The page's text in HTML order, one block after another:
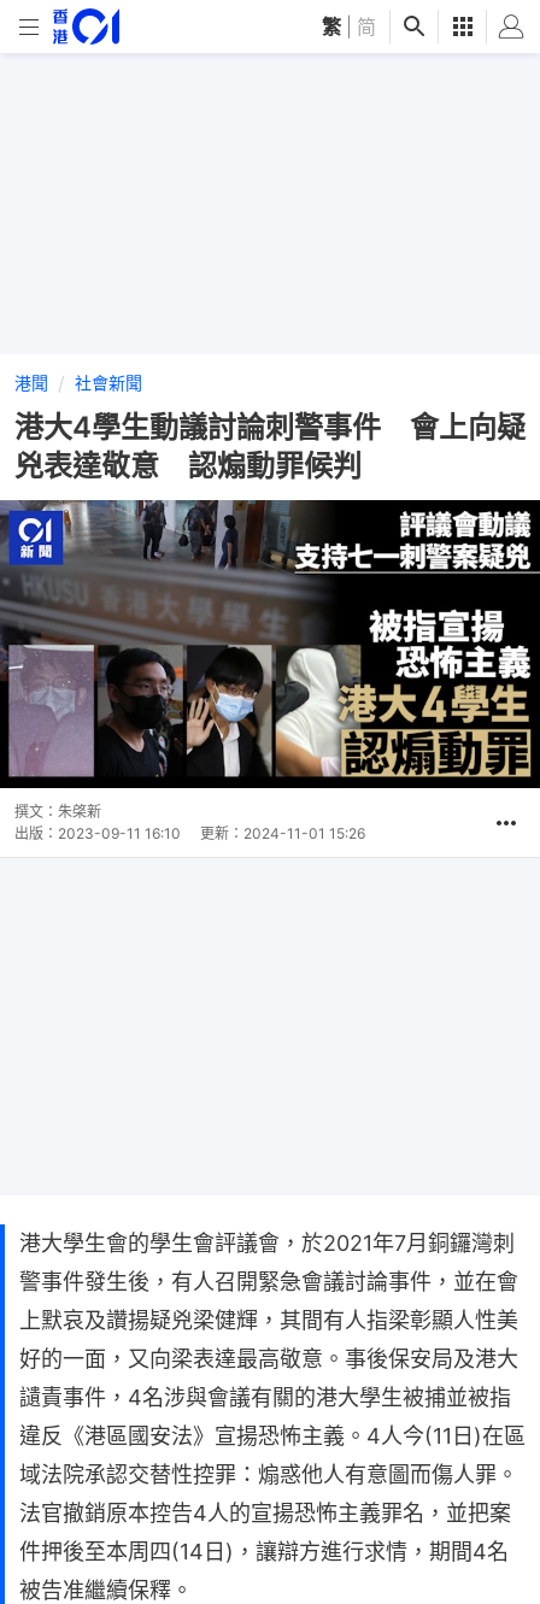
繁 简
港聞 社會新聞
港大4學生動議討論刺警事件 會上向疑
兇表達敬意 認煽動罪候判
撰文： 朱棨新
出版： 2023-09-11 16:10 更新： 2024-11-01 15:26
港大學生會的學生會評議會，於2021年7月銅鑼灣刺
警事件發生後，有人召開緊急會議討論事件，並在會
上默哀及讚揚疑兇梁健輝，其間有人指梁彰顯人性美
好的一面，又向梁表達最高敬意。事後保安局及港大
讉責事件，4名涉與會議有關的港大學生被捕並被指
違反《港區國安法》宣揚恐怖主義。4人今(11日)在區
域法院承認交替性控罪：煽惑他人有意圖而傷人罪。
法官撤銷原本控告4人的宣揚恐怖主義罪名，並把案
件押後至本周四(14日)，讓辯方進行求情，期間4名
被告准繼續保釋。